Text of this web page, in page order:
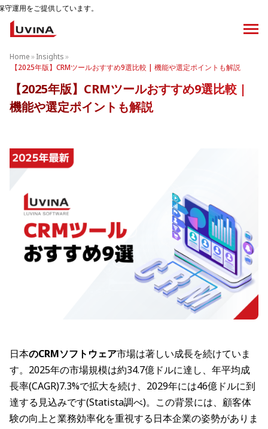
います。
Home»Insights»
【2025年版】CRMツールおすすめ9選比較 | 機能や選定ポイントも解説
【2025年版】CRMツールおすすめ9選比較 |
機能や選定ポイントも解説
日本のCRMソフトウェア市場は著しい成長を続けていま
す。2025年の市場規模は約34.7億ドルに達し、年平均成
長率(CAGR)7.3%で拡大を続け、2029年には46億ドルに到
達する見込みです(Statista調べ)。この背景には、顧客体
験の向上と業務効率化を重視する日本企業の姿勢がありま